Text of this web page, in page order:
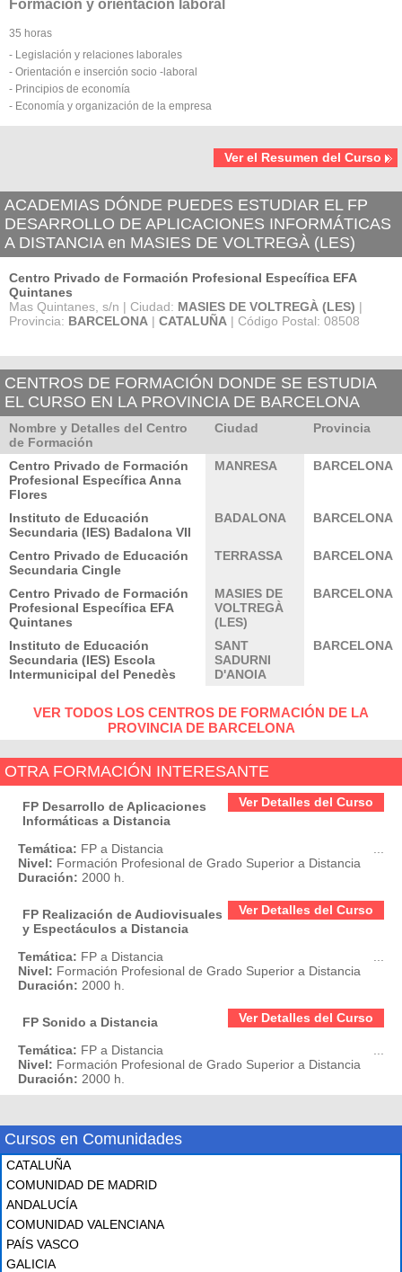
Formación y orientación laboral
35 horas
- Legislación y relaciones laborales
- Orientación e inserción socio -laboral
- Principios de economía
- Economía y organización de la empresa
Ver el Resumen del Curso
ACADEMIAS DÓNDE PUEDES ESTUDIAR EL FP
DESARROLLO DE APLICACIONES INFORMÁTICAS
A DISTANCIA en MASIES DE VOLTREGÀ (LES)
Centro Privado de Formación Profesional Específica EFA
Quintanes
Mas Quintanes, s/n | Ciudad: MASIES DE VOLTREGÀ (LES) |
Provincia: BARCELONA | CATALUÑA | Código Postal: 08508
CENTROS DE FORMACIÓN DONDE SE ESTUDIA
EL CURSO EN LA PROVINCIA DE BARCELONA
Nombre y Detalles del Centro
de Formación
Ciudad Provincia
Centro Privado de Formación
Profesional Específica Anna
Flores
MANRESA BARCELONA
Instituto de Educación
Secundaria (IES) Badalona VII
BADALONA BARCELONA
Centro Privado de Educación
Secundaria Cingle
TERRASSA BARCELONA
Centro Privado de Formación
Profesional Específica EFA
Quintanes
MASIES DE
VOLTREGÀ
(LES)
BARCELONA
Instituto de Educación
Secundaria (IES) Escola
Intermunicipal del Penedès
SANT
SADURNI
D'ANOIA
BARCELONA
VER TODOS LOS CENTROS DE FORMACIÓN DE LA
PROVINCIA DE BARCELONA
OTRA FORMACIÓN INTERESANTE
Ver Detalles del Curso
FP Desarrollo de Aplicaciones
Informáticas a Distancia
Temática: FP a Distancia
Nivel: Formación Profesional de Grado Superior a Distancia
Duración: 2000 h.
Ver Detalles del Curso
FP Realización de Audiovisuales
y Espectáculos a Distancia
Temática: FP a Distancia
Nivel: Formación Profesional de Grado Superior a Distancia
Duración: 2000 h.
Ver Detalles del Curso
FP Sonido a Distancia
Temática: FP a Distancia
Nivel: Formación Profesional de Grado Superior a Distancia
Duración: 2000 h.
Cursos en Comunidades
CATALUÑA
COMUNIDAD DE MADRID
ANDALUCÍA
COMUNIDAD VALENCIANA
PAÍS VASCO
GALICIA